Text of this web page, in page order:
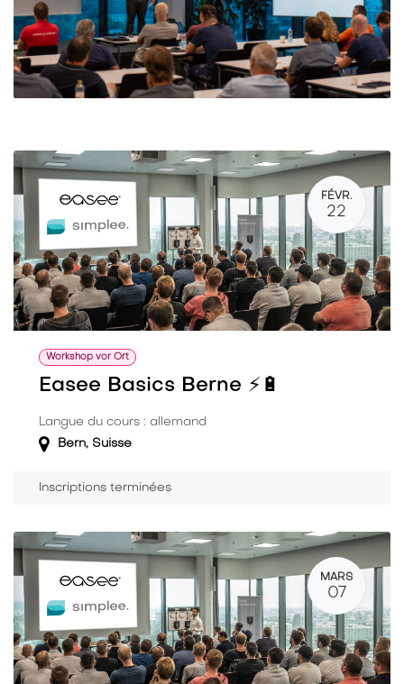
FÉVR.
22
Workshop vor Ort
Easee Basics Berne ⚡️🔋
Langue du cours : allemand
Bern, Suisse
Inscriptions terminées
MARS
07